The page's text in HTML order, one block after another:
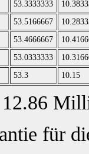
53.3333333
53.5166667
53.4666667
53.0333333
53.3 10.15
für